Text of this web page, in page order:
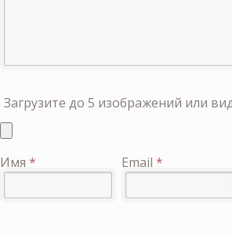
Загрузите до 5 изображений или
Имя * Email *